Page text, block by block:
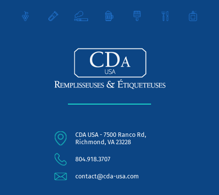
CDA USA - 7500 Ranco Rd,
Richmond, VA 23228
804.918.3707
contact@cda-usa.com